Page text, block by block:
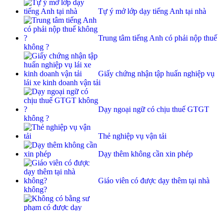
Tự ý mở lớp dạy tiếng Anh tại nhà
Trung tâm tiếng Anh có phải nộp thuế
không ?
Giấy chứng nhận tập huấn nghiệp vụ
lái xe kinh doanh vận tải
Dạy ngoại ngữ có chịu thuế GTGT
không ?
Thẻ nghiệp vụ vận tải
Dạy thêm không cần xin phép
Giáo viên có được dạy thêm tại nhà
không?